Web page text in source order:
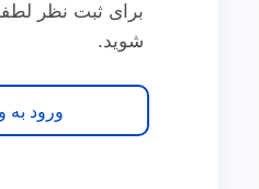
برای ثبت نظر
شوید.
ورود به